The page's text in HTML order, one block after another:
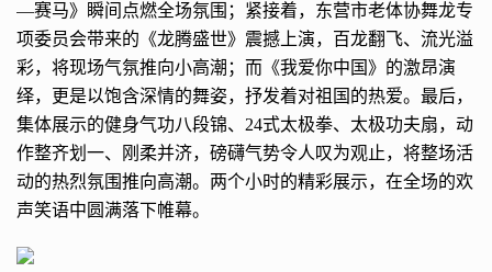
—赛马》瞬间点燃全场氛围；紧接着，东营市老体协舞龙专
项委员会带来的《龙腾盛世》震撼上演，百龙翻飞、流光溢
彩，将现场气氛推向小高潮；而《我爱你中国》的激昂演
绎，更是以饱含深情的舞姿，抒发着对祖国的热爱。最后，
集体展示的健身气功八段锦、24式太极拳、太极功夫扇，动
作整齐划一、刚柔并济，磅礴气势令人叹为观止，将整场活
动的热烈氛围推向高潮。两个小时的精彩展示，在全场的欢
声笑语中圆满落下帷幕。